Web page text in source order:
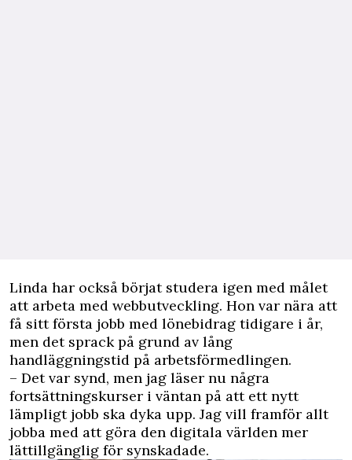
Linda har också börjat studera igen med målet
att arbeta med webbutveckling. Hon var nära att
få sitt första jobb med lönebidrag tidigare i år,
men det sprack på grund av lång
handläggningstid på arbetsförmedlingen.
– Det var synd, men jag läser nu några
fortsättningskurser i väntan på att ett nytt
lämpligt jobb ska dyka upp. Jag vill framför allt
jobba med att göra den digitala världen mer
lättillgänglig för synskadade.